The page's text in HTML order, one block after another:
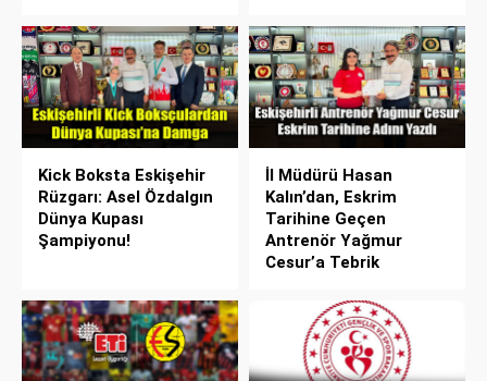
Kick Boksta Eskişehir
Rüzgarı: Asel Özdalgın
Dünya Kupası
Şampiyonu!
İl Müdürü Hasan
Kalın’dan, Eskrim
Tarihine Geçen
Antrenör Yağmur
Cesur’a Tebrik